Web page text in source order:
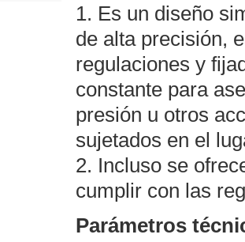
1. Es un diseño
de alta precisión,
regulaciones y
constante para
presión u otros
sujetados en el
2. Incluso se
cumplir con las
Parámetros